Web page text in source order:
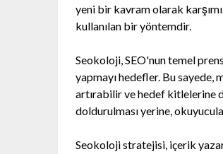
yeni bir kavram olarak
kullanılan bir yöntemdir.
Seokoloji, SEO'nun temel
yapmayı hedefler. Bu
artırabilir ve hedef kitlelerine
doldurulması yerine,
Seokoloji stratejisi, içerik